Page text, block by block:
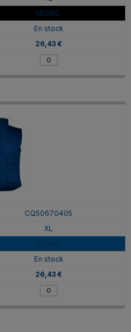
NEGRO
En stock
26,43 €
CQ50670405
XL
En stock
26,43 €